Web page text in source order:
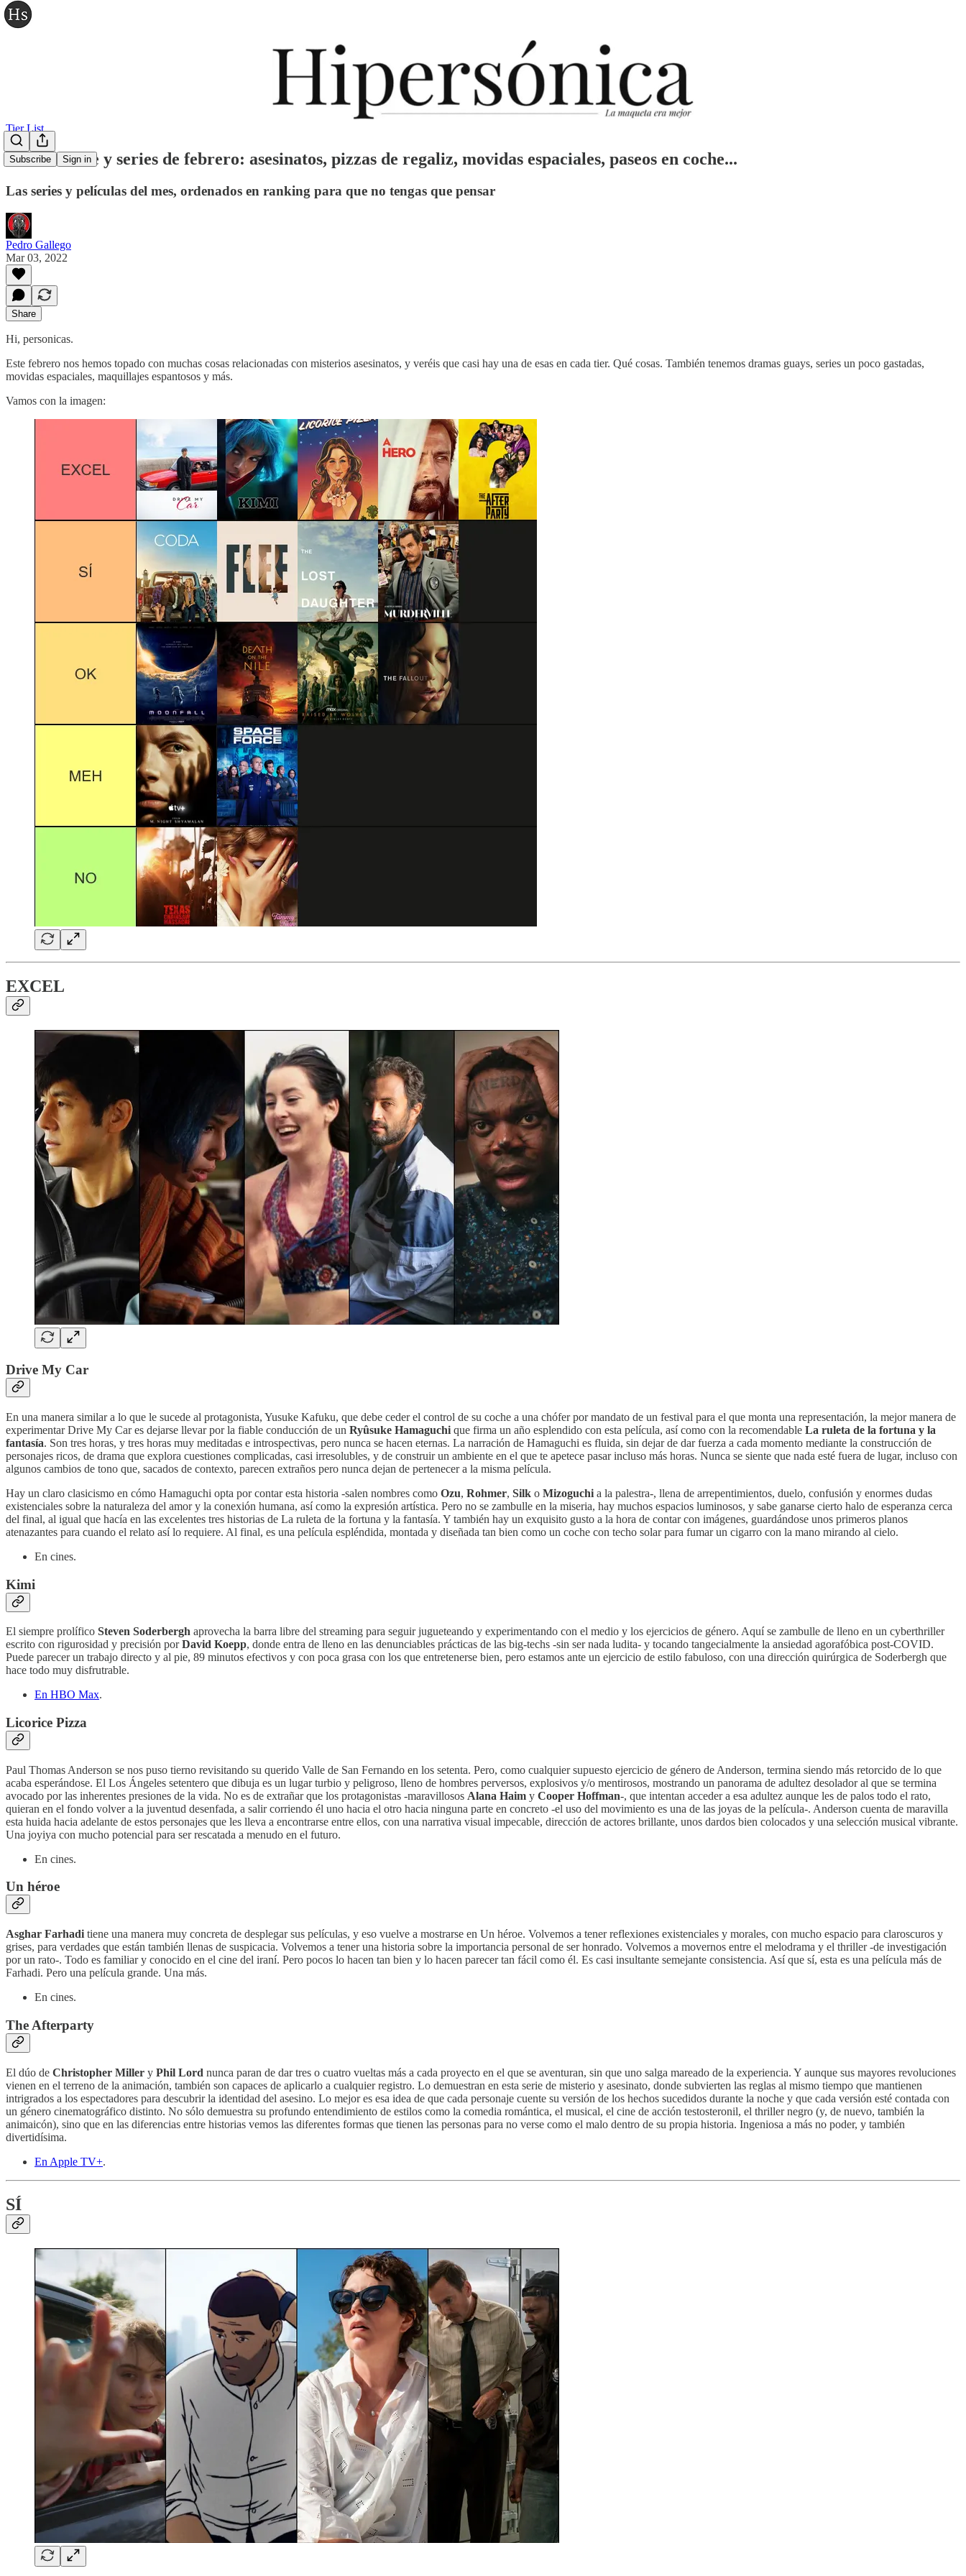
Subscribe Sign in
Tier List
Tier list cine y series de febrero: asesinatos, pizzas de regaliz, movidas espaciales, paseos en coche...
Las series y películas del mes, ordenados en ranking para que no tengas que pensar
Pedro Gallego
Mar 03, 2022
Share
Hi, personicas.
Este febrero nos hemos topado con muchas cosas relacionadas con misterios asesinatos, y veréis que casi hay una de esas en cada tier. Qué cosas. También tenemos dramas guays, series un poco gastadas,
movidas espaciales, maquillajes espantosos y más.
Vamos con la imagen:
EXCEL
Drive My Car
En una manera similar a lo que le sucede al protagonista, Yusuke Kafuku, que debe ceder el control de su coche a una chófer por mandato de un festival para el que monta una representación, la mejor manera de
experimentar Drive My Car es dejarse llevar por la fiable conducción de un Ryûsuke Hamaguchi que firma un año esplendido con esta película, así como con la recomendable La ruleta de la fortuna y la
fantasía. Son tres horas, y tres horas muy meditadas e introspectivas, pero nunca se hacen eternas. La narración de Hamaguchi es fluida, sin dejar de dar fuerza a cada momento mediante la construcción de
personajes ricos, de drama que explora cuestiones complicadas, casi irresolubles, y de construir un ambiente en el que te apetece pasar incluso más horas. Nunca se siente que nada esté fuera de lugar, incluso con
algunos cambios de tono que, sacados de contexto, parecen extraños pero nunca dejan de pertenecer a la misma película.
Hay un claro clasicismo en cómo Hamaguchi opta por contar esta historia -salen nombres como Ozu, Rohmer, Silk o Mizoguchi a la palestra-, llena de arrepentimientos, duelo, confusión y enormes dudas
existenciales sobre la naturaleza del amor y la conexión humana, así como la expresión artística. Pero no se zambulle en la miseria, hay muchos espacios luminosos, y sabe ganarse cierto halo de esperanza cerca
del final, al igual que hacía en las excelentes tres historias de La ruleta de la fortuna y la fantasía. Y también hay un exquisito gusto a la hora de contar con imágenes, guardándose unos primeros planos
atenazantes para cuando el relato así lo requiere. Al final, es una película espléndida, montada y diseñada tan bien como un coche con techo solar para fumar un cigarro con la mano mirando al cielo.
En cines.
Kimi
El siempre prolífico Steven Soderbergh aprovecha la barra libre del streaming para seguir jugueteando y experimentando con el medio y los ejercicios de género. Aquí se zambulle de lleno en un cyberthriller
escrito con rigurosidad y precisión porDavid Koepp, donde entra de lleno en las denunciables prácticas de las big-techs -sin ser nada ludita- y tocando tangecialmente la ansiedad agorafóbica post-COVID.
Puede parecer un trabajo directo y al pie, 89 minutos efectivos y con poca grasa con los que entretenerse bien, pero estamos ante un ejercicio de estilo fabuloso, con una dirección quirúrgica de Soderbergh que
hace todo muy disfrutrable.
En HBO Max.
Licorice Pizza
Paul Thomas Anderson se nos puso tierno revisitando su querido Valle de San Fernando en los setenta. Pero, como cualquier supuesto ejercicio de género de Anderson, termina siendo más retorcido de lo que
acaba esperándose. El Los Ángeles setentero que dibuja es un lugar turbio y peligroso, lleno de hombres perversos, explosivos y/o mentirosos, mostrando un panorama de adultez desolador al que se termina
avocado por las inherentes presiones de la vida. No es de extrañar que los protagonistas -maravillosos Alana Haim y Cooper Hoffman-, que intentan acceder a esa adultez aunque les de palos todo el rato,
quieran en el fondo volver a la juventud desenfada, a salir corriendo él uno hacia el otro hacia ninguna parte en concreto -el uso del movimiento es una de las joyas de la película-. Anderson cuenta de maravilla
esta huida hacia adelante de estos personajes que les lleva a encontrarse entre ellos, con una narrativa visual impecable, dirección de actores brillante, unos dardos bien colocados y una selección musical vibrante.
Una joyiya con mucho potencial para ser rescatada a menudo en el futuro.
En cines.
Un héroe
Asghar Farhadi tiene una manera muy concreta de desplegar sus películas, y eso vuelve a mostrarse en Un héroe. Volvemos a tener reflexiones existenciales y morales, con mucho espacio para claroscuros y
grises, para verdades que están también llenas de suspicacia. Volvemos a tener una historia sobre la importancia personal de ser honrado. Volvemos a movernos entre el melodrama y el thriller -de investigación
por un rato-. Todo es familiar y conocido en el cine del iraní. Pero pocos lo hacen tan bien y lo hacen parecer tan fácil como él. Es casi insultante semejante consistencia. Así que sí, esta es una película más de
Farhadi. Pero una película grande. Una más.
En cines.
The Afterparty
El dúo de Christopher Miller y Phil Lord nunca paran de dar tres o cuatro vueltas más a cada proyecto en el que se aventuran, sin que uno salga mareado de la experiencia. Y aunque sus mayores revoluciones
vienen en el terreno de la animación, también son capaces de aplicarlo a cualquier registro. Lo demuestran en esta serie de misterio y asesinato, donde subvierten las reglas al mismo tiempo que mantienen
intrigrados a los espectadores para descubrir la identidad del asesino. Lo mejor es esa idea de que cada personaje cuente su versión de los hechos sucedidos durante la noche y que cada versión esté contada con
un género cinematográfico distinto. No sólo demuestra su profundo entendimiento de estilos como la comedia romántica, el musical, el cine de acción testosteronil, el thriller negro (y, de nuevo, también la
animaicón), sino que en las diferencias entre historias vemos las diferentes formas que tienen las personas para no verse como el malo dentro de su propia historia. Ingeniosa a más no poder, y también
divertidísima.
En Apple TV+.
SÍ